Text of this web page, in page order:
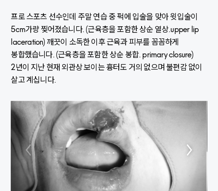
프로 스포츠 선수인데 주말 연습 중 퍽에 입술을 맞아 윗입술이
5cm가량 찢어졌습니다. (근육층을 포함한 상순 열상.upper lip
laceration) 깨끗이 소독한 이후 근육과 피부를 꼼꼼하게
봉합했습니다. (근육층을 포함한 상순 봉합. primary closure)
2년이 지난 현재 외관상 보이는 흉터도 거의 없으며 불편감 없이
살고 계십니다.